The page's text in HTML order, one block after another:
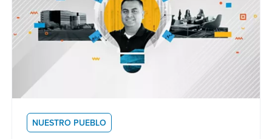
NUESTRO PUEBLO